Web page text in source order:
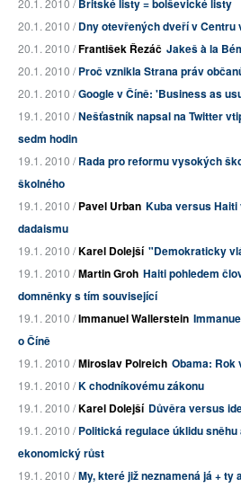
20.1. 2010 /Britské listy = bolševické listy
20.1. 2010 /Dny otevřených dveří v Centru
20.1. 2010 /František Řezáč Jakeš à la
20.1. 2010 /Proč vznikla Strana práv
20.1. 2010 /Google v Číně: 'Business as
19.1. 2010 /Nešťastník napsal na Twitter
sedm hodin
19.1. 2010 /Rada pro reformu vysokých
školného
19.1. 2010 /Pavel Urban Kuba versus
dadaismu
19.1. 2010 /Karel Dolejší "Demokraticky
19.1. 2010 /Martin Groh Haiti pohledem
domněnky s tím související
19.1. 2010 /Immanuel Wallerstein
o Číně
19.1. 2010 /Miroslav Polreich Obama: Rok
19.1. 2010 /K chodníkovému zákonu
19.1. 2010 /Karel Dolejší Důvěra versus
19.1. 2010 /Politická regulace úklidu sněhu
ekonomický růst
19.1. 2010 /My, které již neznamená já +